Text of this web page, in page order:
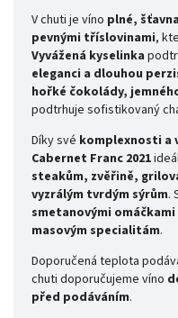
V chuti je víno plné,
pevnými tříslovinami,
Vyvážená kyselinka
eleganci a dlouhou
hořké čokolády,
podtrhuje sofistikovaný
Díky své komplexnosti a
Cabernet Franc 2021
steakům, zvěřině,
vyzrálým tvrdým sýrům.
smetanovými
masovým specialitám.
Doporučená teplota
chuti doporučujeme víno
před podáváním.